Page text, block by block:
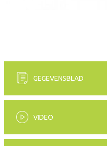
GEGEVENSBLAD
VIDEO